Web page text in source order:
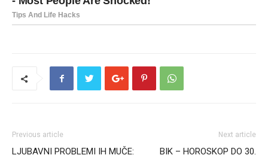
Previous article
LJUBAVNI PROBLEMI IH MUČE:
Next article
BIK – HOROSKOP DO 30.